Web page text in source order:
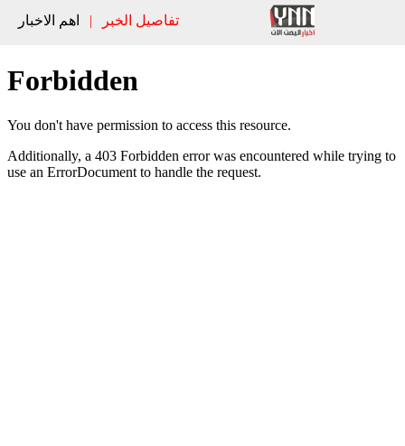
تفاصيل الخبر | اهم الاخبار